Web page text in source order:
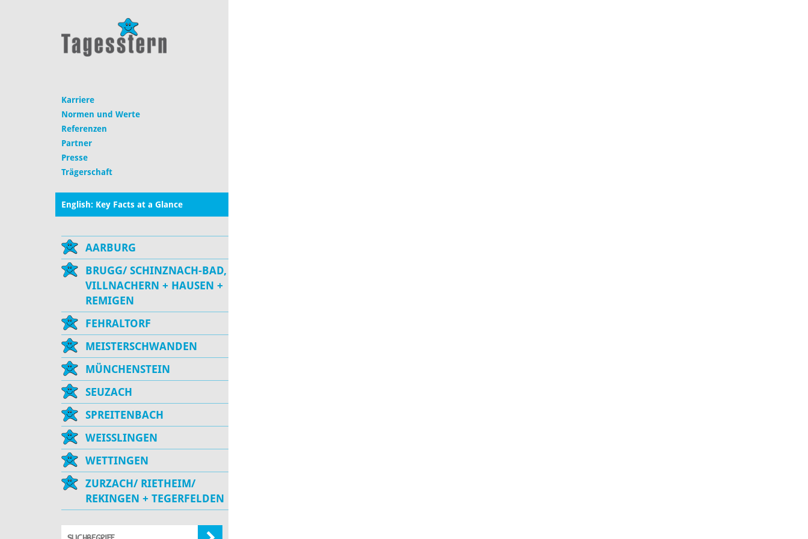
Karriere
Normen und Werte
Referenzen
Partner
Presse
Trägerschaft
English: Key Facts at a Glance
AARBURG
BRUGG/ SCHINZNACH-BAD,
VILLNACHERN + HAUSEN +
REMIGEN
FEHRALTORF
MEISTERSCHWANDEN
MÜNCHENSTEIN
SEUZACH
SPREITENBACH
WEISSLINGEN
WETTINGEN
ZURZACH/ RIETHEIM/
REKINGEN + TEGERFELDEN